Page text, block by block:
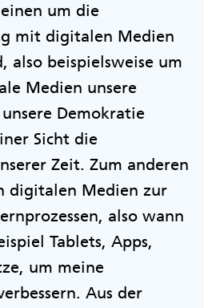
um die
mit digitalen Medien
also beispielsweise um
Medien unsere
Demokratie
Sicht die
Zeit. Zum anderen
digitalen Medien zur
also wann
Tablets, Apps,
um meine
Aus der